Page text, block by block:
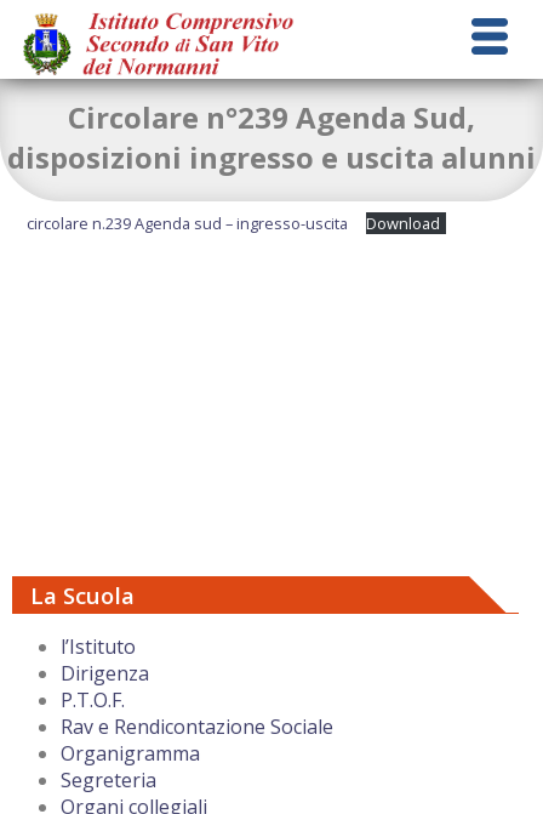
La Scuola
l’Istituto
Dirigenza
P.T.O.F.
Rav e Rendicontazione Sociale
Organigramma
Segreteria
Organi collegiali
Circolare n°239 Agenda Sud,
disposizioni ingresso e uscita alunni
circolare n.239 Agenda sud – ingresso-uscita Download